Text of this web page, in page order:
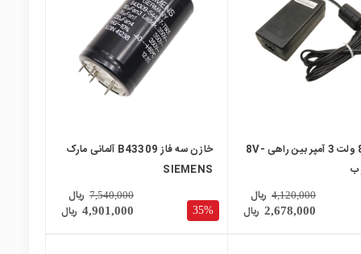
آداپتور 8 ولت 3 آمپر بین راهی 8V-
2,678,000 ریال
4,120,000 ریال
35%
خازن سه فاز B43309 آلمانی مارک
SIEMENS
4,901,000 ریال
7,540,000 ریال